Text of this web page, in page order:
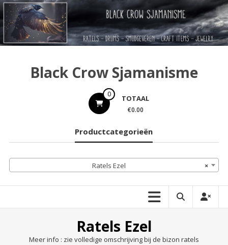
Ga
naar
de
inhoud
Black Crow Sjamanisme
0 TOTAAL
€0.00
Productcategorieën
×
Ratels Ezel
Ratels Ezel
Meer info : zie volledige omschrijving bij de bizon ratels